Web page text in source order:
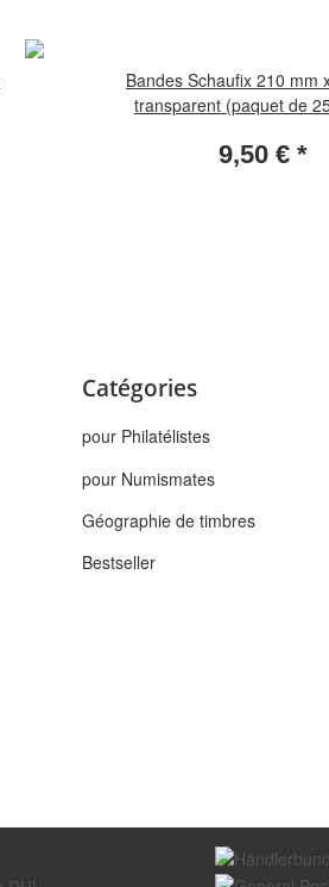
Bandes Schaufix 210 mm
transparent (paquet de
9,50 € *
Catégories
pour Philatélistes
pour Numismates
Géographie de timbres
Bestseller